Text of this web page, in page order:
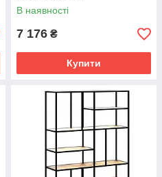
В наявності
7 176 ₴
Купити